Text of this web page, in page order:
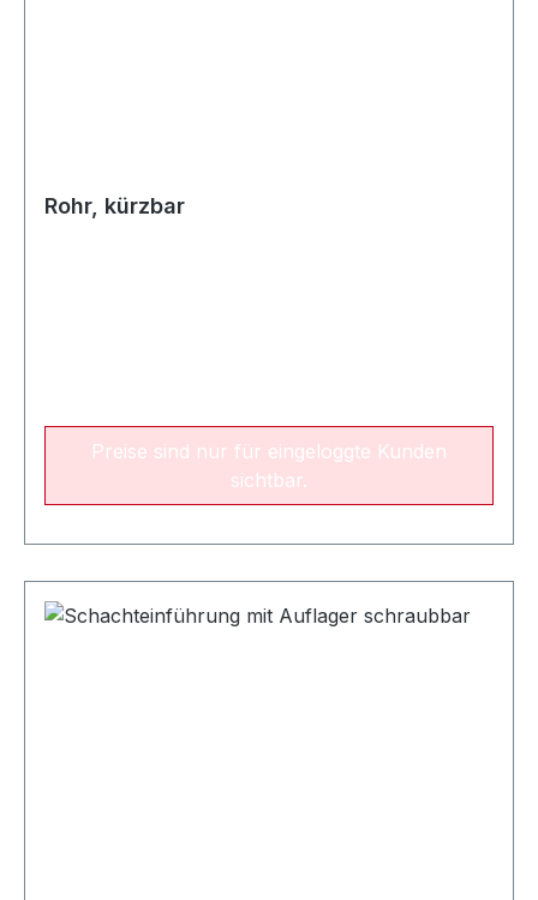
Rohr, kürzbar
Preise sind nur für eingeloggte Kunden
sichtbar.